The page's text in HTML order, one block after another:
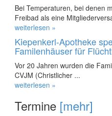
Bei Temperaturen, bei denen
Freibad als eine
weiterlesen »
Kiepenkerl-Apotheke
Familenhäuser für
Vor 20 Jahren wurden die
CVJM (Christlicher ...
weiterlesen »
Termine [mehr]